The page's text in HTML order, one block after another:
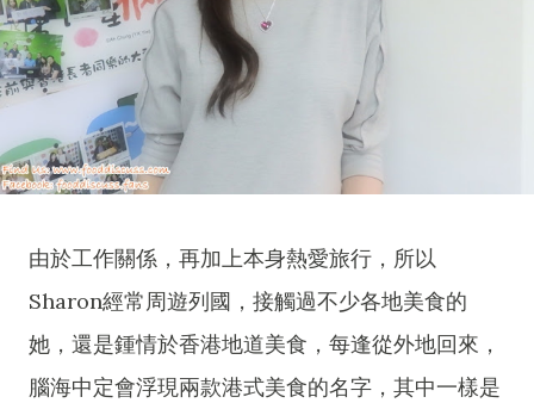
由於工作關係，再加上本身熱愛旅行，所以
Sharon經常周遊列國，接觸過不少各地美食的
她，還是鍾情於香港地道美食，每逢從外地回來，
腦海中定會浮現兩款港式美食的名字，其中一樣是